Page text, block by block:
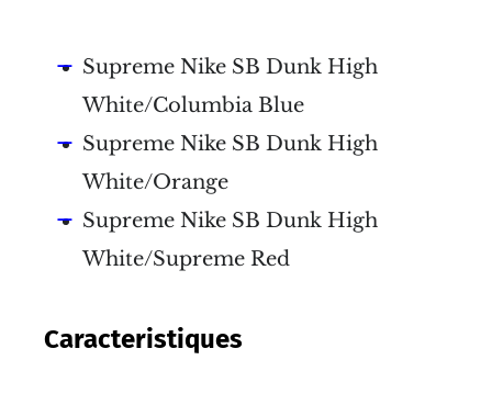
Supreme Nike SB Dunk High
White/Columbia Blue
Supreme Nike SB Dunk High
White/Orange
Supreme Nike SB Dunk High
White/Supreme Red
Caracteristiques